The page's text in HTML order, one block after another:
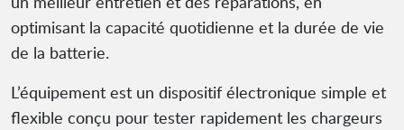
optimisant la capacité quotidienne et la durée de vie
de la batterie.
L’équipement est un dispositif électronique simple et
flexible conçu pour tester rapidement les chargeurs